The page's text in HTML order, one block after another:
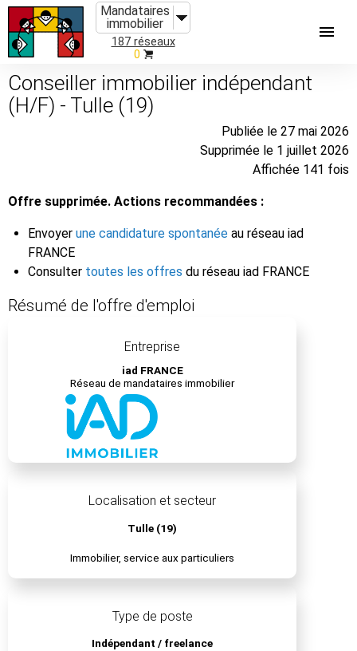
Mandataires
immobilier
187 réseaux
0
Conseiller immobilier indépendant
(H/F) - Tulle (19)
Publiée le 27 mai 2026
Supprimée le 1 juillet 2026
Affichée 141 fois
Offre supprimée. Actions recommandées :
Envoyer une candidature spontanée au réseau iad
FRANCE
Consulter toutes les offres du réseau iad FRANCE
Résumé de l'offre d'emploi
Entreprise
iad FRANCE
Réseau de mandataires immobilier
Localisation et secteur
Tulle (19)
Immobilier, service aux particuliers
Type de poste
Indépendant / freelance